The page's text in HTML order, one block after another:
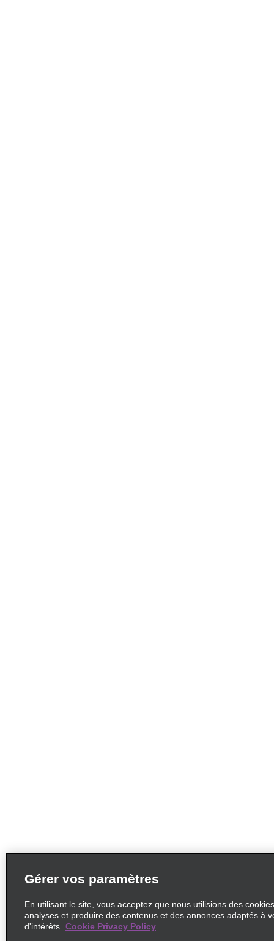
Gérer vos paramètres
En utilisant le site, vous acceptez que nous utilisions des
analyses et produire des contenus et des annonces adaptés à
d'intérêts. Cookie Privacy Policy